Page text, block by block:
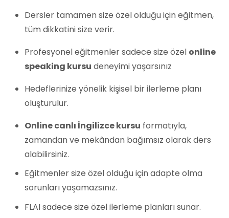
Dersler tamamen size özel olduğu için eğitmen,
tüm dikkatini size verir.
Profesyonel eğitmenler sadece size özel online
speaking kursu deneyimi yaşarsınız
Hedeflerinize yönelik kişisel bir ilerleme planı
oluşturulur.
Online canlı İngilizce kursu formatıyla,
zamandan ve mekândan bağımsız olarak ders
alabilirsiniz.
Eğitmenler size özel olduğu için adapte olma
sorunları yaşamazsınız.
FLAI sadece size özel ilerleme planları sunar.